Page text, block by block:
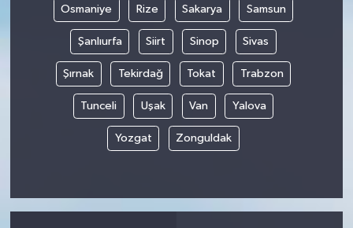
Osmaniye Rize Sakarya Samsun
Şanlıurfa Siirt Sinop Sivas
Şırnak Tekirdağ Tokat Trabzon
Tunceli Uşak Van Yalova
Yozgat Zonguldak